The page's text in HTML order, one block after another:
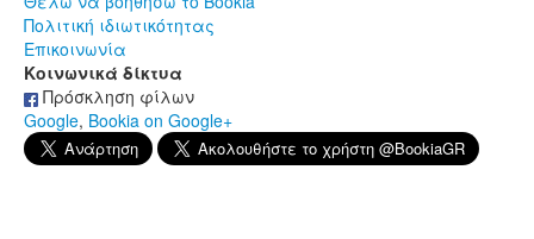
Πολιτική ιδιωτικότητας
Επικοινωνία
Κοινωνικά δίκτυα
Πρόσκληση φίλων
Google, Bookia on Google+